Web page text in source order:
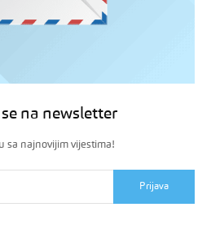
na newsletter
sa najnovijim vijestima!
Prijava